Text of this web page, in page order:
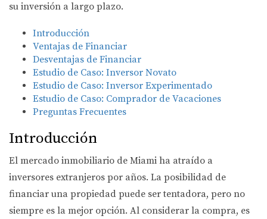
su inversión a largo plazo.
Introducción
Ventajas de Financiar
Desventajas de Financiar
Estudio de Caso: Inversor Novato
Estudio de Caso: Inversor Experimentado
Estudio de Caso: Comprador de Vacaciones
Preguntas Frecuentes
Introducción
El mercado inmobiliario de Miami ha atraído a
inversores extranjeros por años. La posibilidad de
financiar una propiedad puede ser tentadora, pero no
siempre es la mejor opción. Al considerar la compra, es